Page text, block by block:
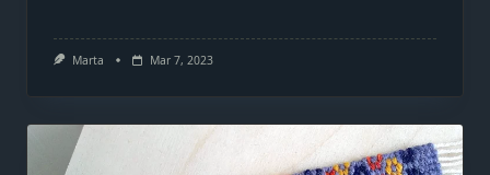
Marta Mar 7, 2023